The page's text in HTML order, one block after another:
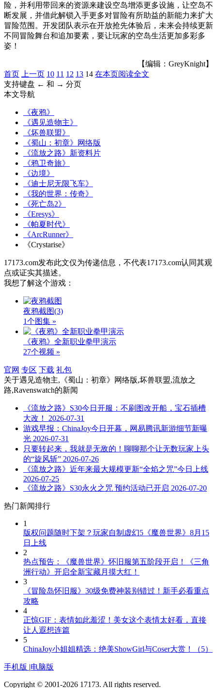
险，并利用带回来的资源来建设空岛增添更多设施，让空岛不
断发展，并借此解锁入手更多对冒险有所助益的新能力来扩大
冒险范围。开发团队表示在开放抢先体验后，未来会持续更新
不同冒险舞台和追加要素，要让玩家的空岛生活更加多彩多
姿！
【编辑：GreyKnight】
首页
上一页 10 11 12 13 14 在本页阅读全文
支持键盘 ← 和 → 分页
本文导航
《夜鸦》
《遇见造物主》
《坏兽联盟》
《蜀山：初章》网络版
《流放之路》新资料片
《鸦卫奇旅》
《边境》
《迪士尼无限飞车》
《我的世界：传奇》
《死亡岛2》
《Eresys》
《帕夏时代》
《ArcRunner》
《Crystarise》
17173.com发布此文仅为传递信息，不代表17173.com认同其观
点或证实其描述。
我想了解这个游戏：
夜鸦截图(3)
1个图集 »
《夜鸦》全新职业拳甲演示
27个视频 »
官网 专区 下载 礼包
关于遇见造物主,《蜀山：初章》网络版,坏兽联盟,流放之
路,Ravenswatch的新闻
《流放之路》S30今日开服：不刷图改开船，宝石插槽
大改！
2026-07-31
游戏早报：ChinaJoy今日开幕，网易腾讯新游细节新曝
光 2026-07-31
只要转起来，我就是无敌的！聊聊那个让无数玩家上头
的“旋风斩” 2026-07-26
《流放之路》近年来最大规模更新“全焰之咒”今日上线
2026-07-25
《流放之路》S30永火之咒 预约活动已开启 2026-07-20
热门新闻排行
1
版权问题随时下架？玩家自制虚幻5《魔兽世界》8月15
日上线
2
热点预告：《魔兽世界》怀旧服第五阶段开启！《三角
洲行动》开启全新宝藏月摸大红！
3
《冒险岛怀旧服》30级免费神装别错过！新手必看重点
攻略
4
正惊GIF：表情如此羞涩！美女这个表情太好看，直接
让人遐想连篇
5
ChinaJoy小姐姐精选：绝美ShowGirl与Coser大赏！（5）
手机版 |电脑版
Copyright © 2001-2026 17173. All rights reserved.